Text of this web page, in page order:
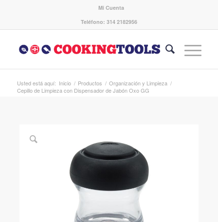
Mi Cuenta
Teléfono: 314 2182956
Usted está aquí: Inicio / Productos / Organización y Limpieza /
Cepillo de Limpieza con Dispensador de Jabón Oxo GG